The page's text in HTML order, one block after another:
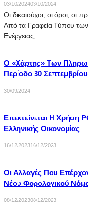
03/10/202403/10/2024
Οι δικαιούχοι, οι όροι, οι
Από τα Γραφεία Τύπου των
Ενέργειας,...
Ο «χάρτης» Των
Περίοδο 30
30/09/2024
Επεκτείνεται Η Χρήση
Ελληνικής Οικονομίας
16/12/202316/12/2023
Οι Αλλαγές Που
Νέου Φορολογικού
08/12/202308/12/2023